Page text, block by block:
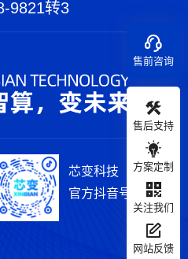
9821转3
芯变科技
官方抖音号
售前咨询
售后支持
方案定制
关注我们
网站反馈